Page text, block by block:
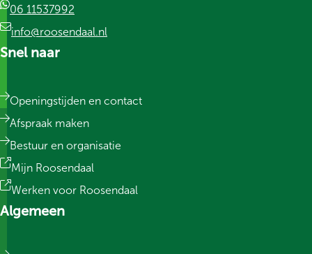
06 11537992
info@roosendaal.nl
Snel naar
Openingstijden en contact
Afspraak maken
Bestuur en organisatie
Mijn Roosendaal
Werken voor Roosendaal
Algemeen